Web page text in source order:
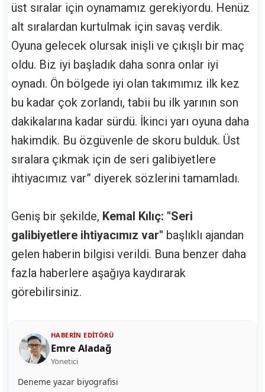
üst sıralar için oynamamız gerekiyordu. Henüz
alt sıralardan kurtulmak için savaş verdik.
Oyuna gelecek olursak inişli ve çıkışlı bir maç
oldu. Biz iyi başladık daha sonra onlar iyi
oynadı. Ön bölgede iyi olan takımımız ilk kez
bu kadar çok zorlandı, tabii bu ilk yarının son
dakikalarına kadar sürdü. İkinci yarı oyuna daha
hakimdik. Bu özgüvenle de skoru bulduk. Üst
sıralara çıkmak için de seri galibiyetlere
ihtiyacımız var” diyerek sözlerini tamamladı.
Geniş bir şekilde, Kemal Kılıç: "Seri
galibiyetlere ihtiyacımız var" başlıklı ajandan
gelen haberin bilgisi verildi. Buna benzer daha
fazla haberlere aşağıya kaydırarak
görebilirsiniz.
HABERIN EDITÖRÜ
Emre Aladağ
Yönetici
Deneme yazar biyografisi